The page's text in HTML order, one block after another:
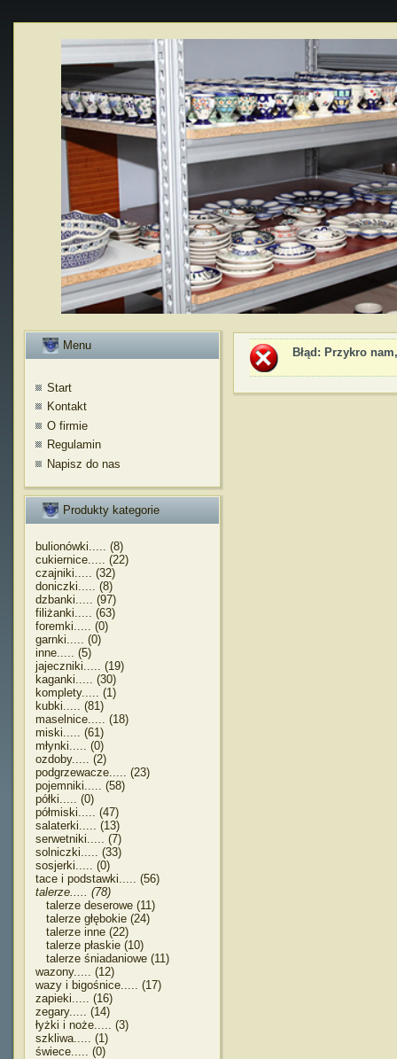
Menu
Start
Kontakt
O firmie
Regulamin
Napisz do nas
Produkty kategorie
bulionówki..... (8)
cukiernice..... (22)
czajniki..... (32)
doniczki..... (8)
dzbanki..... (97)
filiżanki..... (63)
foremki..... (0)
garnki..... (0)
inne..... (5)
jajeczniki..... (19)
kaganki..... (30)
komplety..... (1)
kubki..... (81)
maselnice..... (18)
miski..... (61)
młynki..... (0)
ozdoby..... (2)
podgrzewacze..... (23)
pojemniki..... (58)
półki..... (0)
półmiski..... (47)
salaterki..... (13)
serwetniki..... (7)
solniczki..... (33)
sosjerki..... (0)
tace i podstawki..... (56)
talerze..... (78)
talerze deserowe (11)
talerze głębokie (24)
talerze inne (22)
talerze płaskie (10)
talerze śniadaniowe (11)
wazony..... (12)
wazy i bigośnice..... (17)
zapieki..... (16)
zegary..... (14)
łyżki i noże..... (3)
szkliwa..... (1)
świece..... (0)
Błąd : Przykro